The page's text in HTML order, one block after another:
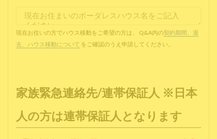
現在お住いの方でハウス移動をご希望の方は、 Q&A内の契約期間、退
去、ハウス移動について をご確認のうえ申請してください。
家族緊急連絡先/連帯保証人 ※日本
人の方は連帯保証人となります